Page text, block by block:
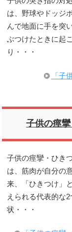
は、野球やドッジ
んで地面に手を突
ぶつけたときに起
り・・・
「子
子供の痙
子供の痙攣・ひき
は、筋肉が自分の
来、「ひきつけ」
えられる代表的な
状・・・